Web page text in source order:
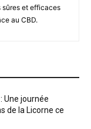
sûres et efficaces
au CBD.
Une journée
de la Licorne ce